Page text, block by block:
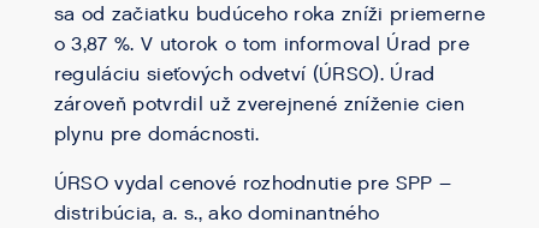
sa od začiatku budúceho roka zníži priemerne
o 3,87 %. V utorok o tom informoval Úrad pre
reguláciu sieťových odvetví (ÚRSO). Úrad
zároveň potvrdil už zverejnené zníženie cien
plynu pre domácnosti.
ÚRSO vydal cenové rozhodnutie pre SPP –
distribúcia, a. s., ako dominantného